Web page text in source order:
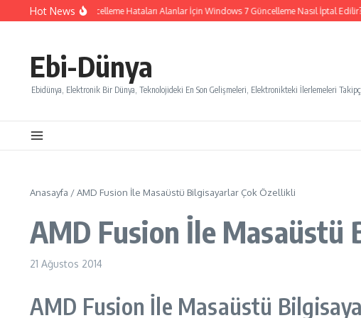
İçeriğe atlaHot News
Windows 7 Güncelleme Hataları Alanlar İçin Windows 7 Güncelleme Nasıl İptal Edilir?
Ebi-Dünya
Ebidünya, Elektronik Bir Dünya, Teknolojideki En Son Gelişmeleri, Elektronikteki İlerlemeleri
Anasayfa /AMD Fusion İle Masaüstü Bilgisayarlar Çok Özellikli
AMD Fusion İle Masaüstü
21 Ağustos 2014
AMD Fusion İle Masaüstü